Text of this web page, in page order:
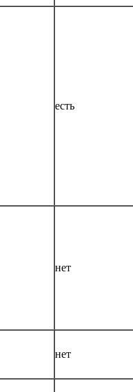
есть
нет
нет